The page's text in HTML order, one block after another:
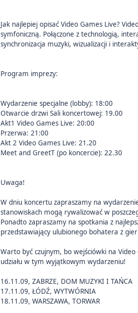
Jak najlepiej opisać Video Games Live?
symfoniczną. Połączone z technologią,
synchronizacja muzyki, wizualizacji i
Program imprezy:
Wydarzenie specjalne (lobby): 18:00
Otwarcie drzwi Sali koncertowej: 19.00
Akt1 Video Games Live: 20:00
Przerwa: 21:00
Akt 2 Video Games Live: 21.20
Meet and GreetT (po koncercie): 22.30
Uwaga!
W dniu koncertu zapraszamy na
stanowiskach mogą rywalizować w
Ponadto zapraszamy na spotkania z
przedstawiający ulubionego bohatera z
Warto być czujnym, bo wejściówki na
udziału w tym wyjątkowym wydarzeniu!
16.11.09, ZABRZE, DOM MUZYKI I TAŃCA
17.11.09, ŁÓDŹ, WYTWÓRNIA
18.11.09, WARSZAWA, TORWAR